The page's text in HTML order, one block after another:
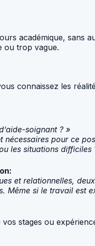
académique, sans
ou trop vague.
connaissez les
soignant ? »
nécessaires pour ce
les situations difficiles
et relationnelles,
Même si le travail est
stages ou